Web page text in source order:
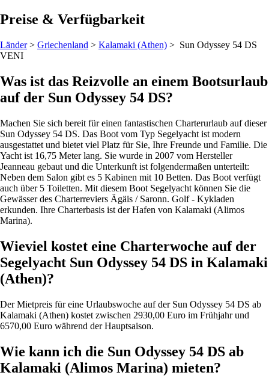
Preise & Verfügbarkeit
Länder> Griechenland > Kalamaki (Athen) > Sun Odyssey 54 DS
VENI
Was ist das Reizvolle an einem Bootsurlaub
auf der Sun Odyssey 54 DS?
Machen Sie sich bereit für einen fantastischen Charterurlaub auf dieser
Sun Odyssey 54 DS. Das Boot vom Typ Segelyacht ist modern
ausgestattet und bietet viel Platz für Sie, Ihre Freunde und Familie. Die
Yacht ist 16,75 Meter lang. Sie wurde in 2007 vom Hersteller
Jeanneau gebaut und die Unterkunft ist folgendermaßen unterteilt:
Neben dem Salon gibt es 5 Kabinen mit 10 Betten. Das Boot verfügt
auch über 5 Toiletten. Mit diesem Boot Segelyacht können Sie die
Gewässer des Charterreviers Ägäis / Saronn. Golf - Kykladen
erkunden. Ihre Charterbasis ist der Hafen von Kalamaki (Alimos
Marina).
Wieviel kostet eine Charterwoche auf der
Segelyacht Sun Odyssey 54 DS in Kalamaki
(Athen)?
Der Mietpreis für eine Urlaubswoche auf der Sun Odyssey 54 DS ab
Kalamaki (Athen) kostet zwischen 2930,00 Euro im Frühjahr und
6570,00 Euro während der Hauptsaison.
Wie kann ich die Sun Odyssey 54 DS ab
Kalamaki (Alimos Marina) mieten?